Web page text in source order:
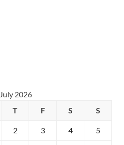
July 2026
T F S S
2 3 4 5